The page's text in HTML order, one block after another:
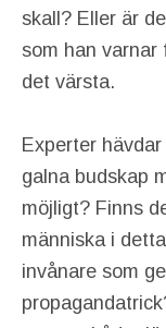
skall? Eller är
som han varnar
det värsta.
Experter
galna budskap
möjligt? Finns
människa i
invånare som